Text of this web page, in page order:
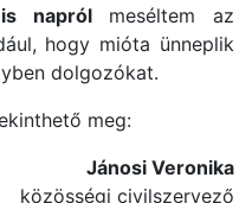
naprólmeséltem az
hogy mióta ünneplik
dolgozókat.
meg:
Jánosi Veronika
közösségi civilszervező